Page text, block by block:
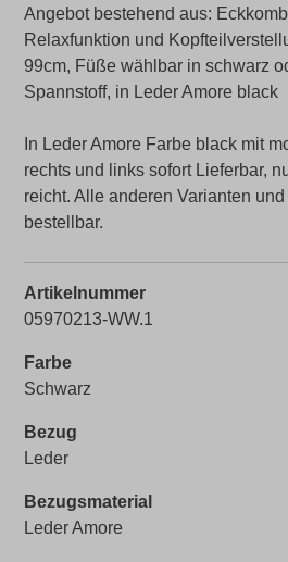
Angebot bestehend aus:
Relaxfunktion und
99cm, Füße wählbar in schwarz
Spannstoff, in Leder Amore black
In Leder Amore Farbe black mit
rechts und links sofort Lieferbar,
reicht. Alle anderen Varianten
bestellbar.
Artikelnummer
05970213-WW.1
Farbe
Schwarz
Bezug
Leder
Bezugsmaterial
Leder Amore